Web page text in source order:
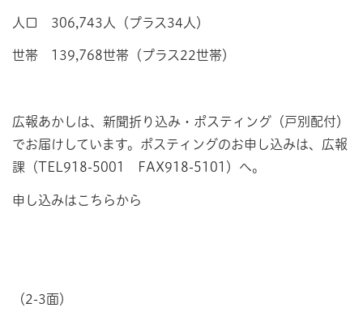
人口 306,743人（プラス34人）
世帯 139,768世帯（プラス22世帯）
広報あかしは、新聞折り込み・ポスティング（戸別配付）
でお届けしています。ポスティングのお申し込みは、広報
課（TEL918-5001 FAX918-5101）へ。
申し込みはこちらから
（2-3面）